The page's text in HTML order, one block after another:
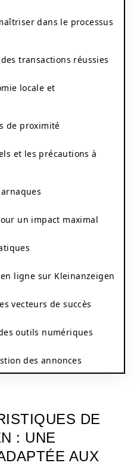
dans le processus
transactions réussies
locale et
de proximité
et les précautions à
un impact maximal
ligne sur Kleinanzeigen
vecteurs de succès
outils numériques
des annonces
DE
: UNE
AUX